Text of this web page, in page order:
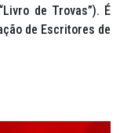
de Trovas”). É
de Escritores de